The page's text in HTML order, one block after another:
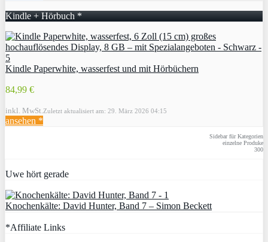
Kindle + Hörbuch *
Kindle Paperwhite, wasserfest und mit Hörbüchern
84,99 €
inkl. MwSt. Zuletzt aktualisiert am: 29. März 2026 04:15
ansehen *
Sidebar für Kategorien
einzelne Produke
300
Uwe hört gerade
Knochenkälte: David Hunter, Band 7 – Simon Beckett
*Affiliate Links